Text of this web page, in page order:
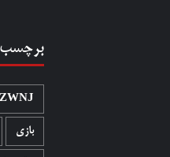
ZWNJ
بازی